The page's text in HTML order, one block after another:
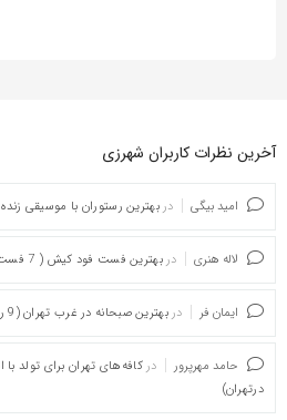
آخرین نظرات کاربران شهرزی
امید بیگی در بهترین رستوران با موسیقی زنده در غرب
لاله هنری در بهترین فست فود کیش ( 7 فست فود برتر )
ایمان فر در بهترین صبحانه در غرب تهران (9 رستوران و کافه برتر)
حامد مهرپرور در
درتهران)